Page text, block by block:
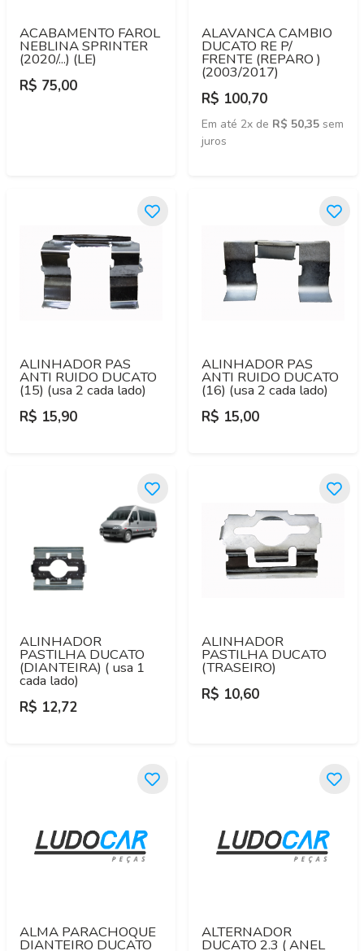
ACABAMENTO FAROL
NEBLINA SPRINTER
(2020/...) (LE)
R$ 75,00
ALAVANCA CAMBIO
DUCATO RE P/
FRENTE (REPARO )
(2003/2017)
R$ 100,70
Em até 2x de R$ 50,35 sem
juros
ALINHADOR PAS
ANTI RUIDO DUCATO
(15) (usa 2 cada lado)
R$ 15,90
ALINHADOR PAS
ANTI RUIDO DUCATO
(16) (usa 2 cada lado)
R$ 15,00
ALINHADOR
PASTILHA DUCATO
(DIANTEIRA) ( usa 1
cada lado)
R$ 12,72
ALINHADOR
PASTILHA DUCATO
(TRASEIRO)
R$ 10,60
ALMA PARACHOQUE
DIANTEIRO DUCATO
ALTERNADOR
DUCATO 2.3 ( ANEL